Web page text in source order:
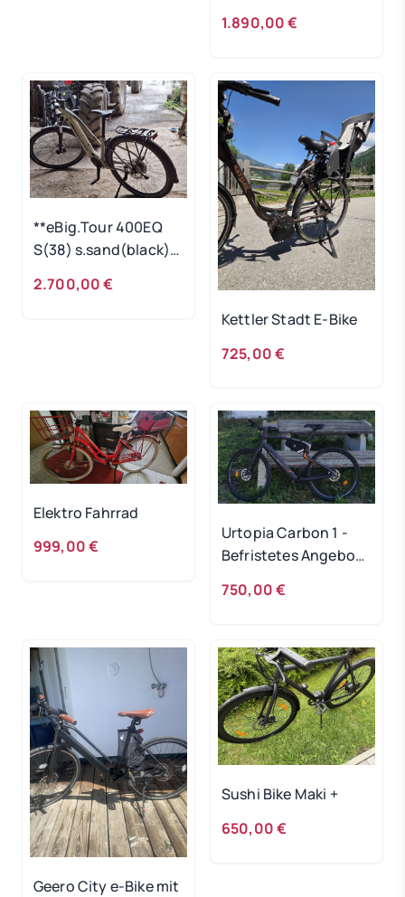
1.890,00 €
**eBig.Tour 400EQ
S(38) s.sand(black)
2.700,00 €
Kettler Stadt E-Bike
725,00 €
Elektro Fahrrad
999,00 €
Urtopia Carbon 1 -
Befristetes Angebot
750,00 €
Geero City e-Bike mit
Sushi Bike Maki +
650,00 €